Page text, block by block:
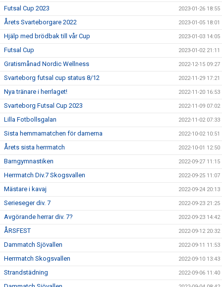
Futsal Cup 2023 2023-01-26 18:55
Årets Svarteborgare 2022 2023-01-05 18:01
Hjälp med brödbak till vår Cup 2023-01-03 14:05
Futsal Cup 2023-01-02 21:11
Gratismånad Nordic Wellness 2022-12-15 09:27
Svarteborg futsal cup status 8/12 2022-11-29 17:21
Nya tränare i herrlaget! 2022-11-20 16:53
Svarteborg Futsal Cup 2023 2022-11-09 07:02
Lilla Fotbollsgalan 2022-11-02 07:33
Sista hemmamatchen för damerna 2022-10-02 10:51
Årets sista herrmatch 2022-10-01 12:50
Barngymnastiken 2022-09-27 11:15
Herrmatch Div.7 Skogsvallen 2022-09-25 11:07
Mästare i kavaj 2022-09-24 20:13
Serieseger div. 7 2022-09-23 21:25
Avgörande herrar div. 7? 2022-09-23 14:42
ÅRSFEST 2022-09-12 20:32
Dammatch Sjövallen 2022-09-11 11:53
Herrmatch Skogsvallen 2022-09-10 13:43
Strandstädning 2022-09-06 11:40